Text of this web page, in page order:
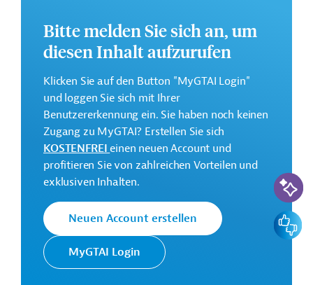
Kontaktadresse
OPEC Fonds
Der OPEC Fonds für Internationale
Entwicklung wurde von den
Mitgliedstaaten der Organisation
erdölexportierender Länder zur
Finanzierung von Entwicklungshilfe
gegründet.
Burkina Faso
Gesundheitswesen
Bitte melden Sie sich an, um
diesen Inhalt aufzurufen
Klicken Sie auf den Button "MyGTAI Login"
und loggen Sie sich mit Ihrer
Benutzererkennung ein. Sie haben noch keinen
Zugang zu MyGTAI? Erstellen Sie sich
KOSTENFREIeinen neuen Account und
profitieren Sie von zahlreichen Vorteilen und
exklusiven Inhalten.
Neuen Account erstellen
MyGTAI Login
KI-